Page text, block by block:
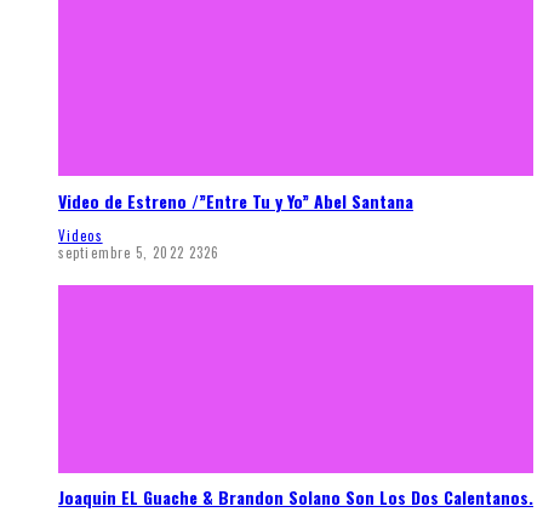
Video de Estreno /”Entre Tu y Yo” Abel Santana
Videos
septiembre 5, 2022 2326
Joaquin EL Guache & Brandon Solano Son Los Dos Calentanos.